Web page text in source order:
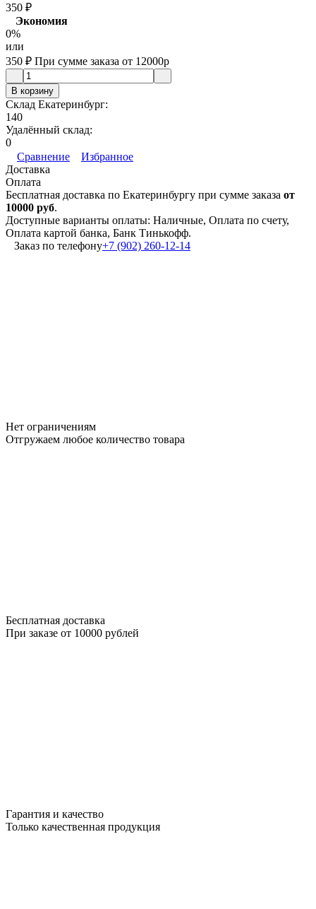
350 ₽
Экономия
0%
или
350 ₽ При сумме заказа от 12000р
В корзину
Склад Екатеринбург:
140
Удалённый склад:
0
Сравнение
Избранное
Доставка
Оплата
Бесплатная доставка по Екатеринбургу при сумме заказа от
10000 руб.
Доступные варианты оплаты: Наличные, Оплата по счету,
Оплата картой банка, Банк Тинькофф.
Заказ по телефону+7 (902) 260-12-14
Нет ограничениям
Отгружаем любое количество товара
Бесплатная доставка
При заказе от 10000 рублей
Гарантия и качество
Только качественная продукция